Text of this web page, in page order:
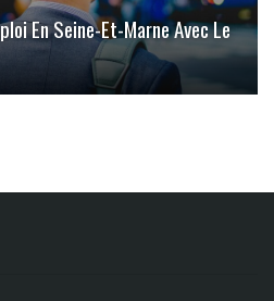
En Seine-Et-Marne Avec Le